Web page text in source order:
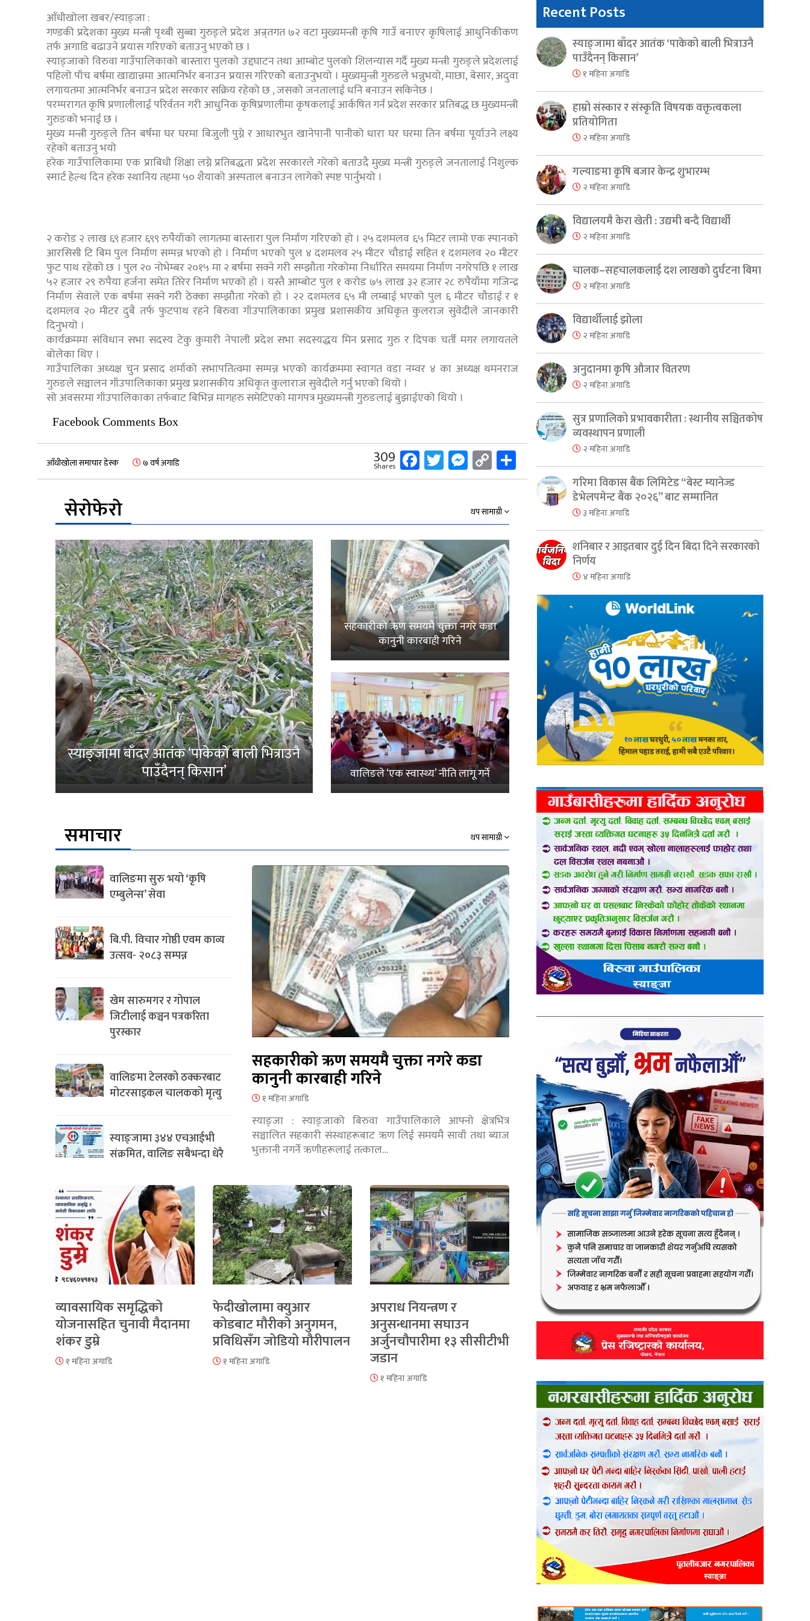
आँधीखोला खबर/स्याङ्जा :
गण्डकी प्रदेशका मुख्य मन्त्री पृथ्बी सुब्बा गुरुङ्ले प्रदेश अन्र्तगत ७२ वटा मुख्यमन्त्री कृषि गाउँ बनाएर कृषिलाई आधुनिकीकण
तर्फ अगाडि बढाउने प्रयास गरिएको बताउनु भएको छ ।
स्याङ्जाको विरुवा गाउँपालिकाको बास्तारा पुलको उद्दघाटन तथा आम्बोट पुलको शिलन्यास गर्दै मुख्य मन्त्री गुरुङ्ले प्रदेशलाई
पहिलो पाँच बर्षमा खाद्यान्नमा आत्मनिर्भर बनाउन प्रयास गरिएकोे बताउनुभयो । मुख्यमुन्त्री गुरुङले भन्नुभयो, माछा, बेसार, अदुवा
लगायतमा आत्मनिर्भर बनाउन प्रदेश सरकार सक्रिय रहेको छ , जसको जनतालाई धनि बनाउन सकिनेछ ।
परम्परागत कृषि प्रणालीलाई परिर्वतन गरी आधुनिक कृषिप्रणालीमा कृषकलाई आर्कषित गर्न प्रदेश सरकार प्रतिबद्ध छ मुख्यमन्त्री
गुरुङको भनाई छ ।
मुख्य मन्त्री गुरुङ्ले तिन बर्षमा घर घरमा बिजुली पुग्ने र आधारभुत खानेपानी पानीको धारा घर घरमा तिन बर्षमा पूर्याउने लक्ष्य
रहेको बताउनु भयो
हरेक गाउँपालिकामा एक प्राबिधी शिक्षा लग्ने प्रतिबद्धता प्रदेश सरकारले गरेको बताउदै मुख्य मन्त्री गुरुङ्ले जनतालाई निशुल्क
स्मार्ट हेल्थ दिन हरेक स्थानिय तहमा ५० शैयाको अस्पताल बनाउन लागेको स्पष्ट पार्नुभयो ।
२ करोड २ लाख ६९ हजार ६९९ रुपैयाँको लागतमा बास्तारा पुल निर्माण गरिएको हो । २५ दशमलव ६५ मिटर लामो एक स्पानको
आरसिसी टि बिम पुल निर्माण सम्पन्न भएको हो । निर्माण भएको पुल ४ दशमलव २५ मीटर चौडाई सहित १ दशमलव २० मीटर
फुट पाथ रहेको छ । पुल २० नोभेम्बर २०१५ मा २ बर्षमा सक्ने गरी सम्झौता गरेकोमा निर्धारित समयमा निर्माण नगरेपछि १ लाख
५२ हजार २९ रुपैया हर्जना समेत तिरेर निर्माण भएको हो । यस्तै आम्बोट पुल १ करोड ७५ लाख ३२ हजार २८ रुपैयाँमा गजिन्द्र
निर्माण सेवाले एक बर्षमा सक्ने गरी ठेक्का सम्झौता गरेको हो । २२ दशमलव ६५ मी लम्बाई भएको पुल ६ मीटर चौडाई र १
दशमलव २० मीटर दुबै तर्फ फुटपाथ रहने बिरुवा गाँउपालिकाका प्रमुख प्रशासकीय अधिकृत कुलराज सुवेदीले जानकारी
दिनुभयो ।
कार्यक्रममा संविधान सभा सदस्य टेकु कुमारी नेपाली प्रदेश सभा सदस्यद्धय मिन प्रसाद गुरु र दिपक चर्ती मगर लगायतले
बोलेका थिए ।
गाउँपालिका अध्यक्ष चुन प्रसाद शर्माको सभापतित्वमा सम्पन्न भएको कार्यक्रममा स्वागत वडा नम्वर ४ का अध्यक्ष थमनराज
गुरुङले सञ्चालन गाँउपालिकाका प्रमुख प्रशासकीय अधिकृत कुलाराज सुवेदीले गर्नु भएको थियो ।
सो अवसरमा गाँउपालिकाका तर्फबाट बिभिन्न मागहरु समेटिएको मागपत्र मुख्यमन्त्री गुरुङलाई बुझाईएको थियो ।
Facebook Comments Box
आँधीखोला समाचार डेस्क ७ वर्ष अगाडि 309
Shares Facebook
Twitter
Messenger
Copy
Link
Share
सेरोफेरो
थप सामाग्री
स्याङ्जामा बाँदर आतंक ‘पाकेको बाली भित्राउनै
पाउँदैनन् किसान’
सहकारीको ऋण समयमै चुक्ता नगरे कडा
कानुनी कारबाही गरिने
वालिङले ‘एक स्वास्थ्य’ नीति लागू गर्ने
समाचार थप सामाग्री
वालिङमा सुरु भयो ‘कृषि
एम्बुलेन्स’ सेवा
बि.पी. विचार गोष्ठी एवम काव्य
उत्सव- २०८३ सम्पन्न
खेम सारुमगर र गोपाल
जिटीलाई कञ्चन पत्रकरिता
पुरस्कार
वालिङमा टेलरको ठक्करबाट
मोटरसाइकल चालकको मृत्यु
स्याङ्जामा ३४४ एचआईभी
संक्रमित, वालिङ सबैभन्दा धेरै
सहकारीको ऋण समयमै चुक्ता नगरे कडा
कानुनी कारबाही गरिने
१ महिना अगाडि
स्याङ्जा : स्याङ्जाको बिरुवा गाउँपालिकाले आफ्नो क्षेत्रभित्र
सञ्चालित सहकारी संस्थाहरूबाट ऋण लिई समयमै सावाँ तथा ब्याज
भुक्तानी नगर्ने ऋणीहरूलाई तत्काल…
व्यावसायिक समृद्धिको
योजनासहित चुनावी मैदानमा
शंकर डुम्रे
१ महिना अगाडि
फेदीखोलामा क्युआर
कोडबाट मौरीको अनुगमन,
प्रविधिसँग जोडियो मौरीपालन
१ महिना अगाडि
अपराध नियन्त्रण र
अनुसन्धानमा सघाउन
अर्जुनचौपारीमा १३ सीसीटीभी
जडान
१ महिना अगाडि
Recent Posts
स्याङ्जामा बाँदर आतंक ‘पाकेको बाली भित्राउनै
पाउँदैनन् किसान’
१ महिना अगाडि
हाम्रो संस्कार र संस्कृति विषयक वक्तृत्वकला
प्रतियोगिता
२ महिना अगाडि
गल्याङमा कृषि बजार केन्द्र शुभारम्भ
२ महिना अगाडि
विद्यालयमै केरा खेती : उद्यमी बन्दै विद्यार्थी
२ महिना अगाडि
चालक–सहचालकलाई दश लाखको दुर्घटना बिमा
२ महिना अगाडि
विद्यार्थीलाई झोला
२ महिना अगाडि
अनुदानमा कृषि औजार वितरण
२ महिना अगाडि
सुत्र प्रणालिको प्रभावकारीता : स्थानीय सञ्चितकोष
व्यवस्थापन प्रणाली
२ महिना अगाडि
गरिमा विकास बैंक लिमिटेड “बेस्ट म्यानेज्ड
डेभेलपमेन्ट बैंक २०२६” बाट सम्मानित
३ महिना अगाडि
शनिबार र आइतबार दुई दिन बिदा दिने सरकारको
निर्णय
४ महिना अगाडि